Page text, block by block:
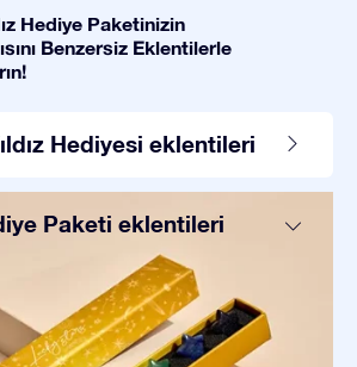
Hediye Paketinizin
Benzersiz Eklentilerle
Hediyesi eklentileri
Paketi eklentileri